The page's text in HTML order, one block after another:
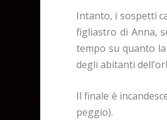
Intanto, i sospetti
figliastro di Anna,
tempo su quanto
degli abitanti
Il finale è
peggio).